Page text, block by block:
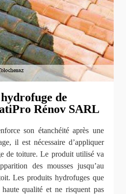
de
Rénov SARL
son étanchéité après une
il est nécessaire d’appliquer
de toiture. Le produit utilisé va
des mousses jusqu’au
Les produits hydrofuges que
qualité et ne risquent pas